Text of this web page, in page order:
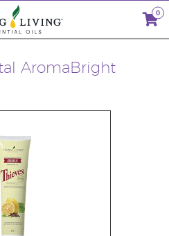
0
AromaBright